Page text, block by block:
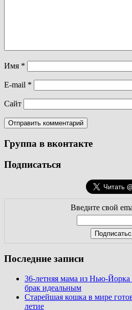
Имя *
E-mail *
Сайт
Группа в вконтакте
Подписаться
Введите свой
Последние записи
36-летняя мама из Нью-
брак идеальным
Старейшая кошка в мире
летие